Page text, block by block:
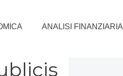
ANALISI FINANZIARIA